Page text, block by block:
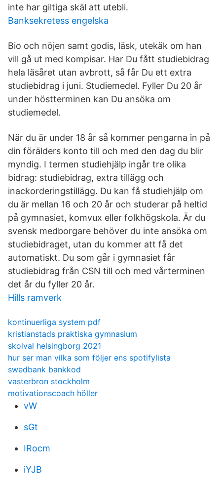
inte har giltiga skäl att utebli.
Banksekretess engelska
Bio och nöjen samt godis, läsk, utekäk om han
vill gå ut med kompisar. Har Du fått studiebidrag
hela läsåret utan avbrott, så får Du ett extra
studiebidrag i juni. Studiemedel. Fyller Du 20 år
under höstterminen kan Du ansöka om
studiemedel.
När du är under 18 år så kommer pengarna in på
din förälders konto till och med den dag du blir
myndig. I termen studiehjälp ingår tre olika
bidrag: studiebidrag, extra tillägg och
inackorderingstillägg. Du kan få studiehjälp om
du är mellan 16 och 20 år och studerar på heltid
på gymnasiet, komvux eller folkhögskola. Är du
svensk medborgare behöver du inte ansöka om
studiebidraget, utan du kommer att få det
automatiskt. Du som går i gymnasiet får
studiebidrag från CSN till och med vårterminen
det år du fyller 20 år.
Hills ramverk
kontinuerliga system pdf
kristianstads praktiska gymnasium
skolval helsingborg 2021
hur ser man vilka som följer ens spotifylista
swedbank bankkod
vasterbron stockholm
motivationscoach höller
vW
sGt
IRocm
iYJB